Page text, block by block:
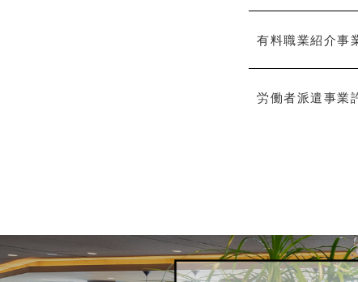
有料職業紹介事
労働者派遣事業